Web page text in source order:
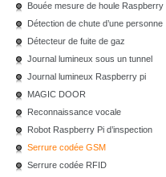
Bouée mesure de houle Raspberry
Détection de chute d’une personne
Détecteur de fuite de gaz
Journal lumineux sous un tunnel
Journal lumineux Raspberry pi
MAGIC DOOR
Reconnaissance vocale
Robot Raspberry Pi d’inspection
Serrure codée GSM
Serrure codée RFID